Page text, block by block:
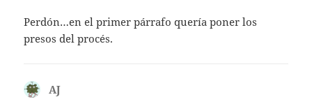
Perdón…en el primer párrafo quería poner los
presos del procés.
AJ